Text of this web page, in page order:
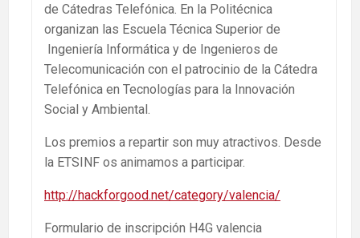
de Cátedras Telefónica. En la Politécnica
organizan las Escuela Técnica Superior de
Ingeniería Informática y de Ingenieros de
Telecomunicación con el patrocinio de la Cátedra
Telefónica en Tecnologías para la Innovación
Social y Ambiental.
Los premios a repartir son muy atractivos. Desde
la ETSINF os animamos a participar.
http://hackforgood.net/category/valencia/
Formulario de inscripción H4G valencia